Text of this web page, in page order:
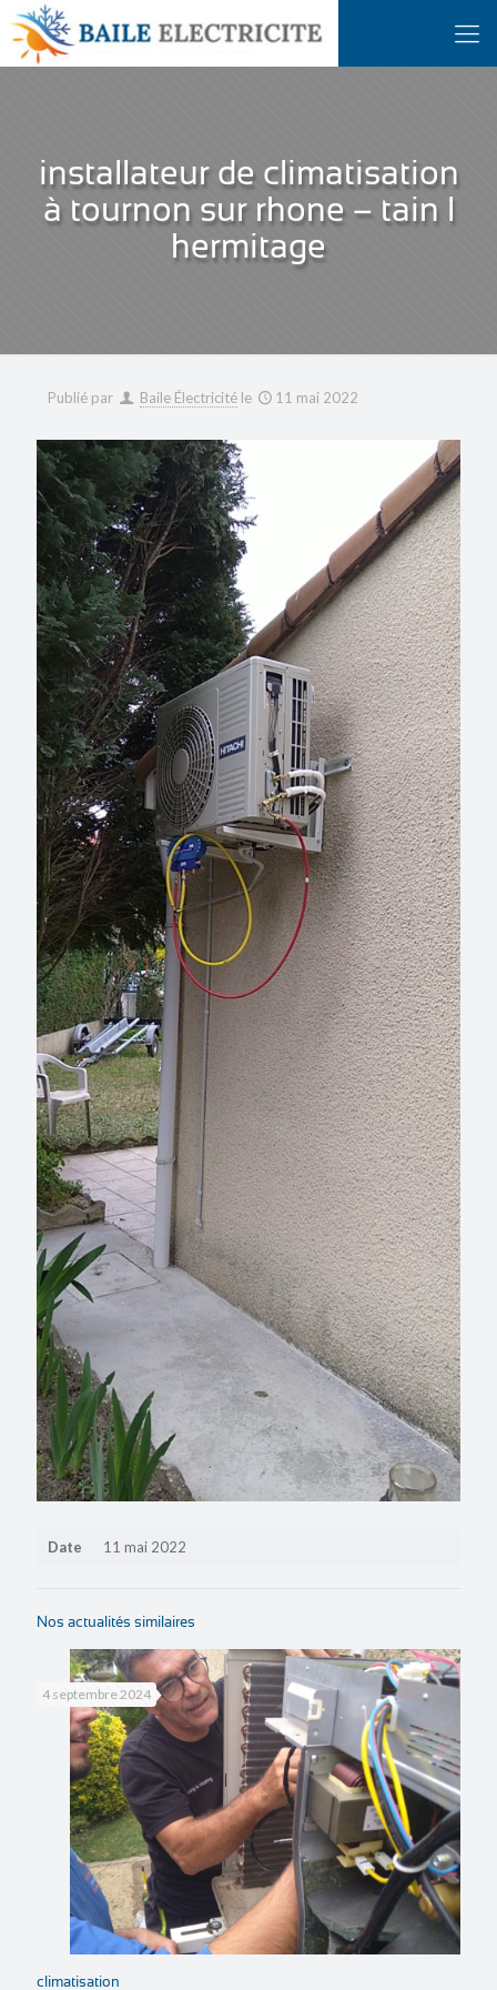
installateur de climatisation
à tournon sur rhone – tain l
hermitage
Publié par Baile Électricité le 11 mai 2022
Date 11 mai 2022
Nos actualités similaires
4 septembre 2024
climatisation